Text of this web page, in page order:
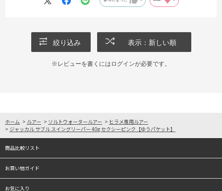
絞り込み 表示：新しい順
※レビューを書くには ログインが必要です。
ホーム > ルアー > ソルトウォータールアー > ヒラメ専用ルアー
> ジャッカル サブル スイングリーパー 40g セクシーピンク【ゆうパケット】
商品比較リスト
お買い物ガイド
お気に入り